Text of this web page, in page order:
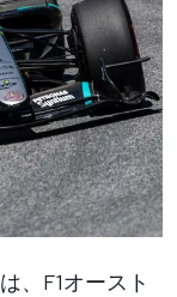
、F1オースト